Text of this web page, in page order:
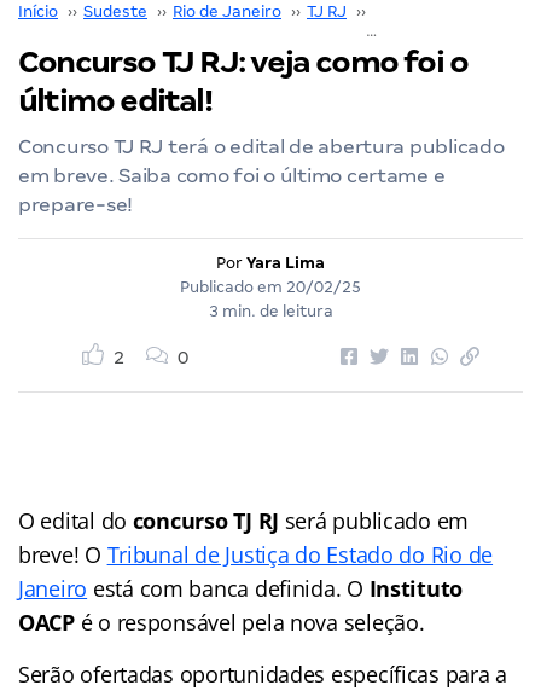
Início ›› Sudeste ›› Rio de Janeiro ›› TJ RJ ››
Concurso TJ RJ: veja como foi o
último edital!
Concurso TJ RJ terá o edital de abertura publicado
em breve. Saiba como foi o último certame e
prepare-se!
Por Yara Lima
Publicado em 20/02/25
3 min. de leitura
2 0
O edital do concurso TJ RJ será publicado em
breve! O Tribunal de Justiça do Estado do Rio de
Janeiro está com banca definida. O Instituto
OACPé o responsável pela nova seleção.
Serão ofertadas oportunidades específicas para a